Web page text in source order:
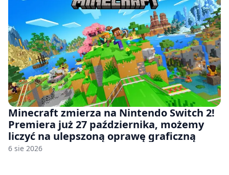
Minecraft zmierza na Nintendo Switch 2!
Premiera już 27 października, możemy
liczyć na ulepszoną oprawę graficzną
6 sie 2026